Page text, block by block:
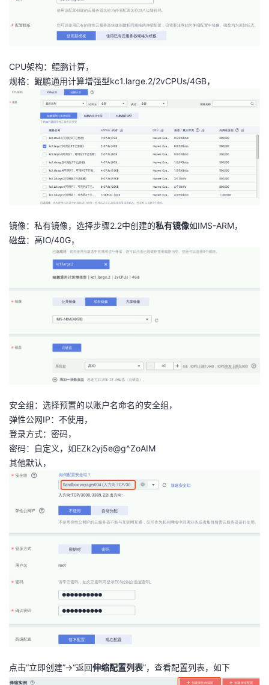
CPU架构：鲲鹏计算，
规格：鲲鹏通用计算增强型kc1.large.2/2vCPUs/4GB，
镜像：私有镜像，选择步骤2.2中创建的私有镜像如IMS-ARM，
磁盘：高IO/40G，
安全组：选择预置的以账户名命名的安全组，
弹性公网IP：不使用，
登录方式：密码，
密码：自定义，如EZk2yj5e@g^ZoAIM
其他默认，
点击“立即创建”->“返回伸缩配置列表”，查看配置列表，如下